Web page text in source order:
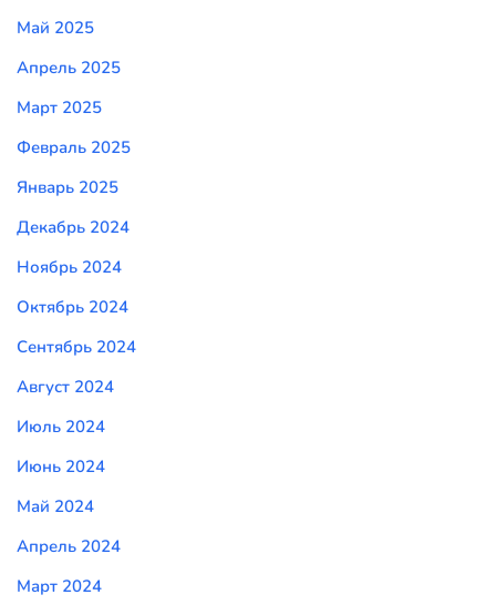
Май 2025
Апрель 2025
Март 2025
Февраль 2025
Январь 2025
Декабрь 2024
Ноябрь 2024
Октябрь 2024
Сентябрь 2024
Август 2024
Июль 2024
Июнь 2024
Май 2024
Апрель 2024
Март 2024